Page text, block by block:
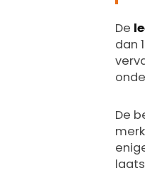
De
dan
De